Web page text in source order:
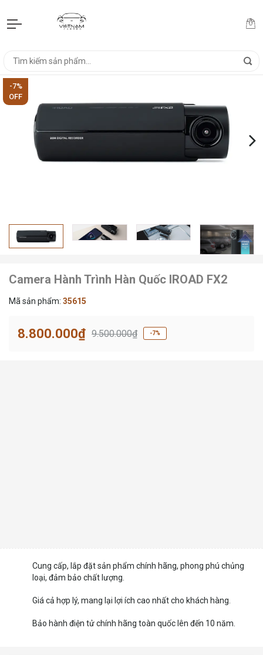
-7%
OFF
Camera Hành Trình Hàn Quốc IROAD FX2
Mã sản phẩm: 35615
8.800.000₫ 9.500.000₫ -7%
Cung cấp, lắp đặt sản phẩm chính hãng, phong phú chủng
loại, đảm bảo chất lượng.
Giá cả hợp lý, mang lại lợi ích cao nhất cho khách hàng.
Bảo hành điện tử chính hãng toàn quốc lên đến 10 năm.